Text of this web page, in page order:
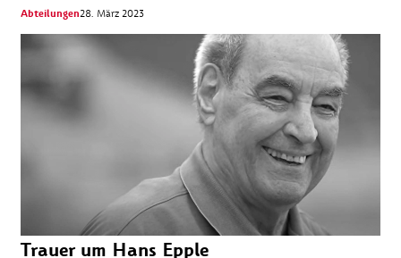
Abteilungen28. März 2023
Trauer um Hans Epple